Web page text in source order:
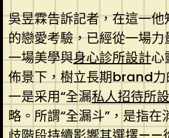
吳昱霖告訴記者，在這一
的戀愛考驗，已經從一場力
一場美學與身心診所設計心
佈景下，樹立長期brand力
一是采用“全漏私人招待所
略。所謂“全漏斗”，是指在